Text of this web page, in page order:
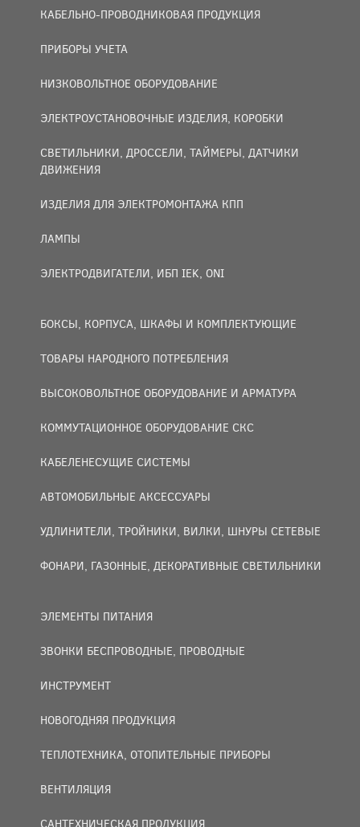
КАБЕЛЬНО-ПРОВОДНИКОВАЯ ПРОДУКЦИЯ
ПРИБОРЫ УЧЕТА
НИЗКОВОЛЬТНОЕ ОБОРУДОВАНИЕ
ЭЛЕКТРОУСТАНОВОЧНЫЕ ИЗДЕЛИЯ, КОРОБКИ
СВЕТИЛЬНИКИ, ДРОССЕЛИ, ТАЙМЕРЫ, ДАТЧИКИ
ДВИЖЕНИЯ
ИЗДЕЛИЯ ДЛЯ ЭЛЕКТРОМОНТАЖА КПП
ЛАМПЫ
ЭЛЕКТРОДВИГАТЕЛИ, ИБП IEK, ONI
БОКСЫ, КОРПУСА, ШКАФЫ И КОМПЛЕКТУЮЩИЕ
ТОВАРЫ НАРОДНОГО ПОТРЕБЛЕНИЯ
ВЫСОКОВОЛЬТНОЕ ОБОРУДОВАНИЕ И АРМАТУРА
КОММУТАЦИОННОЕ ОБОРУДОВАНИЕ СКС
КАБЕЛЕНЕСУЩИЕ СИСТЕМЫ
АВТОМОБИЛЬНЫЕ АКСЕССУАРЫ
УДЛИНИТЕЛИ, ТРОЙНИКИ, ВИЛКИ, ШНУРЫ СЕТЕВЫЕ
ФОНАРИ, ГАЗОННЫЕ, ДЕКОРАТИВНЫЕ СВЕТИЛЬНИКИ
ЭЛЕМЕНТЫ ПИТАНИЯ
ЗВОНКИ БЕСПРОВОДНЫЕ, ПРОВОДНЫЕ
ИНСТРУМЕНТ
НОВОГОДНЯЯ ПРОДУКЦИЯ
ТЕПЛОТЕХНИКА, ОТОПИТЕЛЬНЫЕ ПРИБОРЫ
ВЕНТИЛЯЦИЯ
САНТЕХНИЧЕСКАЯ ПРОДУКЦИЯ